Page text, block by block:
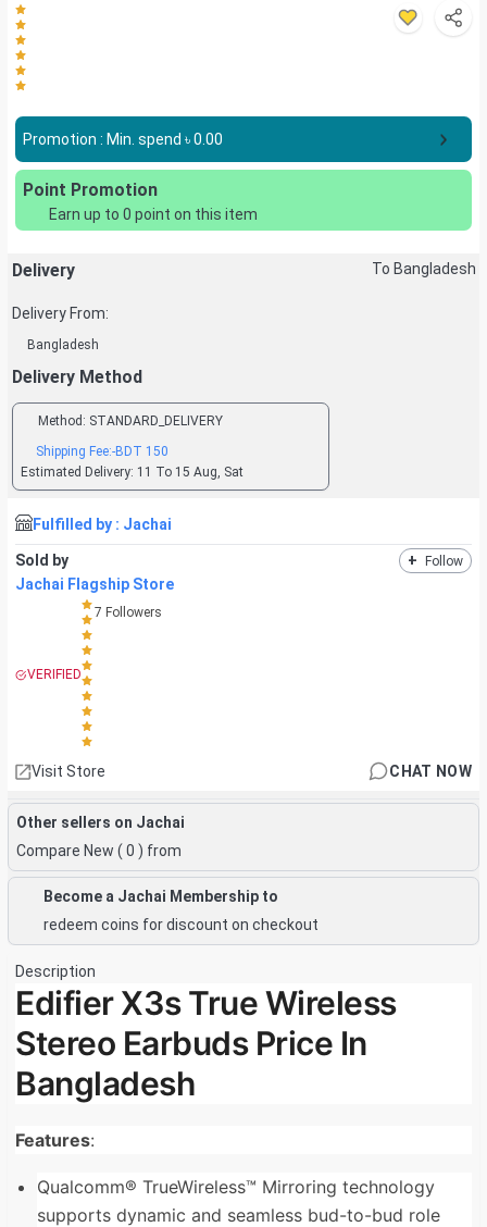
Promotion : Min. spend ৳0.00
Point Promotion
Earn up to 0 point on this item
Delivery To Bangladesh
Delivery From:
Bangladesh
Delivery Method
Method: STANDARD_DELIVERY
Shipping Fee:-BDT 150
Estimated Delivery: 11 To 15 Aug, Sat
Fulfilled by : Jachai
Sold by + Follow
Jachai Flagship Store
VERIFIED
7 Followers
Visit Store CHAT NOW
Other sellers on Jachai
Compare New ( 0 ) from
Become a Jachai Membership to
redeem coins for discount on checkout
Description
Edifier X3s True Wireless
Stereo Earbuds Price In
Bangladesh
Features:
Qualcomm® TrueWireless™ Mirroring technology
supports dynamic and seamless bud-to-bud role